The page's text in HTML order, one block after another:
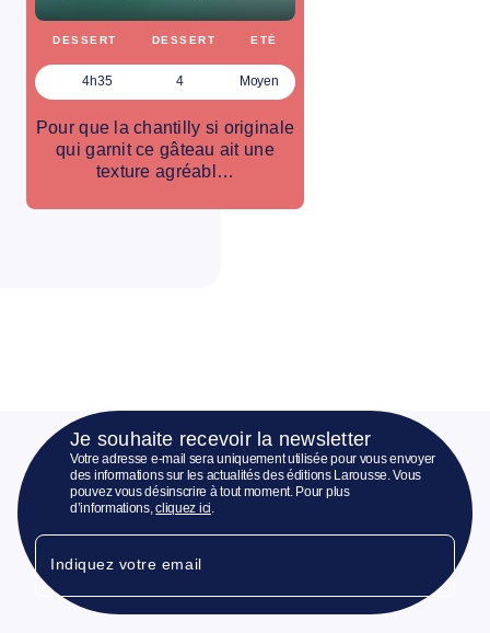
DESSERT DESSERT ETÉ
4h35 4 Moyen
Pour que la chantilly si originale
qui garnit ce gâteau ait une
texture agréabl…
Je souhaite recevoir la newsletter
Votre adresse e-mail sera uniquement utilisée pour vous envoyer
des informations sur les actualités des éditions Larousse. Vous
pouvez vous désinscrire à tout moment. Pour plus
d’informations,cliquez ici
Indiquez votre email